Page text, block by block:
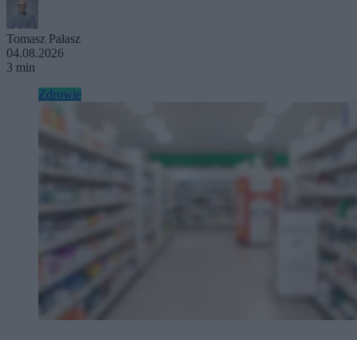
Tomasz Pałasz
04.08.2026
3 min
Zdrowie